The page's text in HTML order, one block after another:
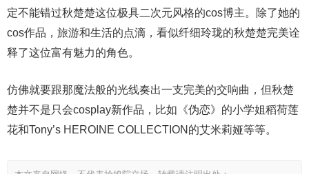
定不能错过秋楚楚这位极具二次元风格的cos博主。除了她的
cos作品，旅游和生活的点滴，看似纤细玲珑的秋楚楚完美诠
释了这位富有魅力的角色。
仿佛就要跟那魔法般的光线奏出一支完美的交响曲，但秋楚
楚并不是只会cosplay新作品，比如《伪恋》的小学姐稻荷莲
花和Tony’s HEROINE COLLECTION的艾米莉娅等等。